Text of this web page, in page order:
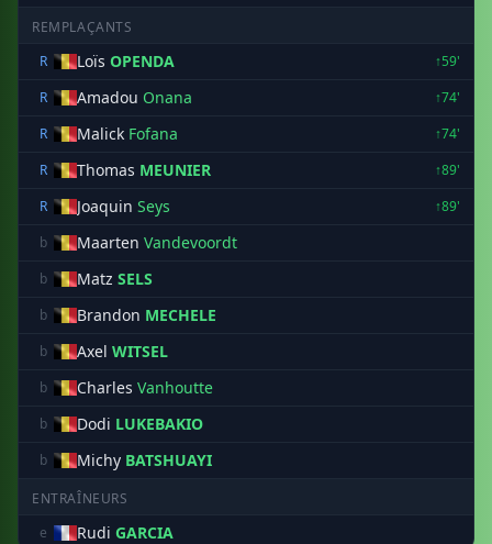
REMPLAÇANTS
R
Loïs OPENDA
↑59'
R
Amadou Onana
↑74'
R
Malick Fofana
↑74'
R
Thomas MEUNIER
↑89'
R
Joaquin Seys
↑89'
b
Maarten Vandevoordt
b Matz SELS
b Brandon MECHELE
b Axel WITSEL
b Charles Vanhoutte
b Dodi LUKEBAKIO
b Michy BATSHUAYI
ENTRAÎNEURS
e
Rudi GARCIA